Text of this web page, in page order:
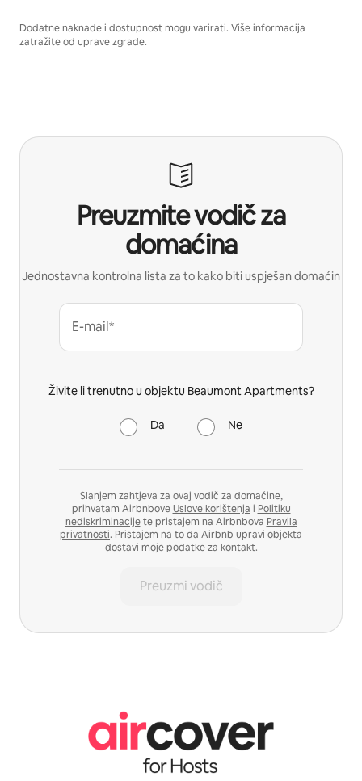
Dodatne naknade i dostupnost mogu varirati. Više informacija
zatražite od uprave zgrade.
Preuzmite vodič za
domaćina
Jednostavna kontrolna lista za to kako biti uspješan domaćin
E-mail*
Živite li trenutno u objektu Beaumont Apartments?
Da Ne
Slanjem zahtjeva za ovaj vodič za domaćine,
prihvatam AirbnboveUslove korištenja i Politiku
nediskriminacijete pristajem na Airbnbova Pravila
privatnosti. Pristajem na to da Airbnb upravi objekta
dostavi moje podatke za kontakt.
Preuzmi vodič